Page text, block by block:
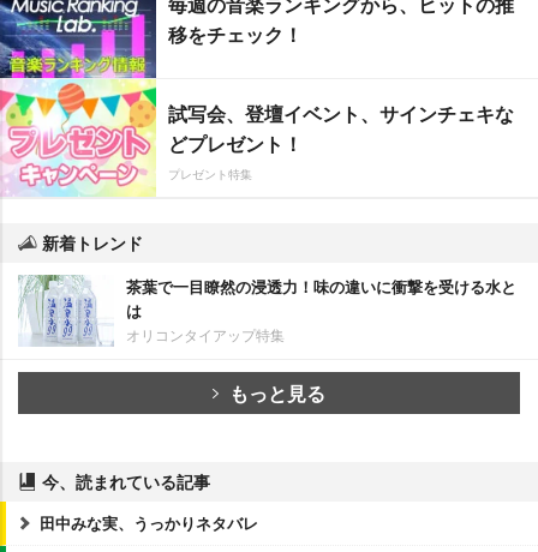
移をチェック！
試写会、登壇イベント、サインチェキな
どプレゼント！
プレゼント特集
新着トレンド
茶葉で一目瞭然の浸透力！味の違いに衝撃を受ける水と
は
オリコンタイアップ特集
もっと見る
今、読まれている記事
田中みな実、うっかりネタバレ